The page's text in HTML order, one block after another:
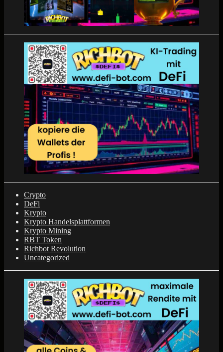
Crypto
DeFi
Krypto
Krypto Handelsplattformen
Krypto Mining
RBT Token
Richbot Revolution
Uncategorized